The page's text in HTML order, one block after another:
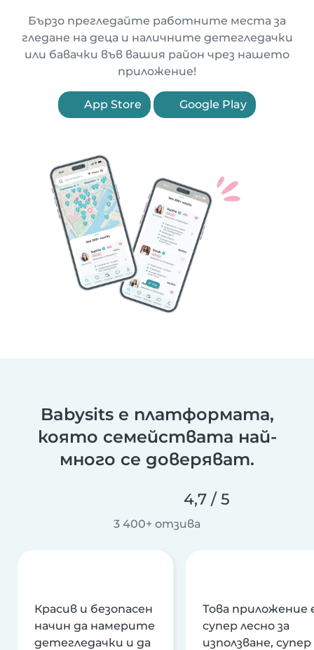
Бързо прегледайте работните места за
гледане на деца и наличните детегледачки
или бавачки във вашия район чрез нашето
приложение!
App Store Google Play
Babysits е платформата,
която семействата най-
много се доверяват.
4,7 / 5
3 400+ отзива
Красив и безопасен
начин да намерите
детегледачки и да
Това приложение
супер лесно за
използване, супер